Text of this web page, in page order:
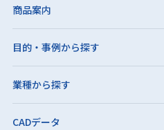
商品案内
目的・事例から探す
業種から探す
CADデータ